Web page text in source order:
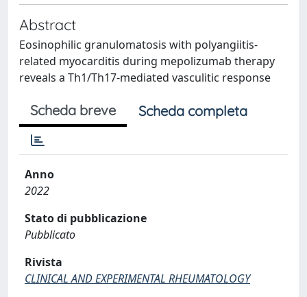
Abstract
Eosinophilic granulomatosis with polyangiitis-
related myocarditis during mepolizumab therapy
reveals a Th1/Th17-mediated vasculitic response
Scheda breve Scheda completa
Anno
2022
Stato di pubblicazione
Pubblicato
Rivista
CLINICAL AND EXPERIMENTAL RHEUMATOLOGY